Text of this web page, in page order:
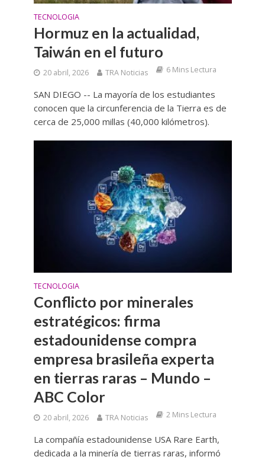
TECNOLOGIA
Hormuz en la actualidad,
Taiwán en el futuro
20 abril, 2026 TRA Noticias 6 Mins Lectura
SAN DIEGO -- La mayoría de los estudiantes
conocen que la circunferencia de la Tierra es de
cerca de 25,000 millas (40,000 kilómetros).
TECNOLOGIA
Conflicto por minerales
estratégicos: firma
estadounidense compra
empresa brasileña experta
en tierras raras – Mundo –
ABC Color
20 abril, 2026 TRA Noticias 2 Mins Lectura
La compañía estadounidense USA Rare Earth,
dedicada a la minería de tierras raras, informó